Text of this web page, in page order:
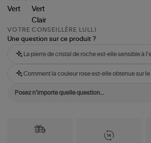
VOTRE CONSEILLÈRE LULLI
Une question sur ce produit ?
La pierre de cristal de roche est-elle sensible à
Comment la couleur rose est-elle obtenue sur